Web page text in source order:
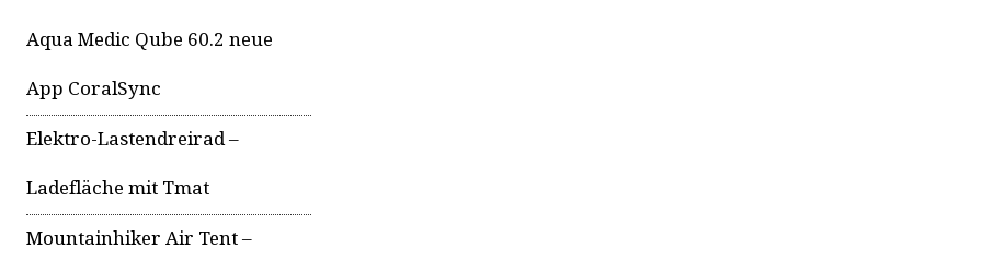
Aqua Medic Qube 60.2 neue
App CoralSync
Elektro-Lastendreirad –
Ladefläche mit Tmat
Mountainhiker Air Tent –